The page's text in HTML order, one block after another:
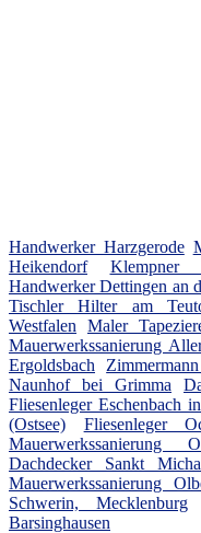
Handwerker Harzgerode
Heikendorf
Klempner
Handwerker Dettingen an
Tischler Hilter am
Westfalen
Maler
Mauerwerkssanierung
Ergoldsbach
Naunhof bei Grimma
Fliesenleger Eschenbach
(Ostsee)
Fliesenleger
Mauerwerkssanierung
Dachdecker Sankt
Mauerwerkssanierung
Schwerin, Mecklenburg
Barsinghausen